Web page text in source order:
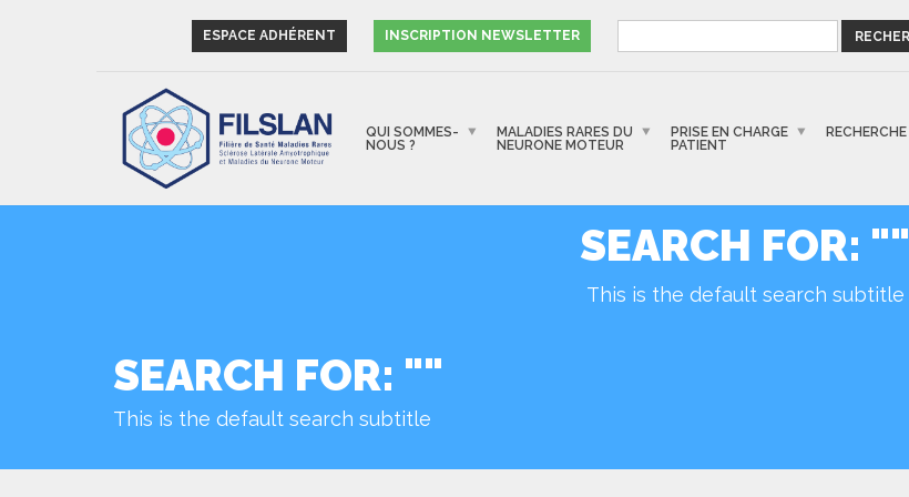
ESPACE ADHÉRENT INSCRIPTION NEWSLETTER
QUI SOMMES-
NOUS ?
MALADIES RARES DU
NEURONE MOTEUR
PRISE EN CHARGE
PATIENT
RECHERCHE
SEARCH FOR: ""
This is the default search subtitle
SEARCH FOR: ""
This is the default search subtitle